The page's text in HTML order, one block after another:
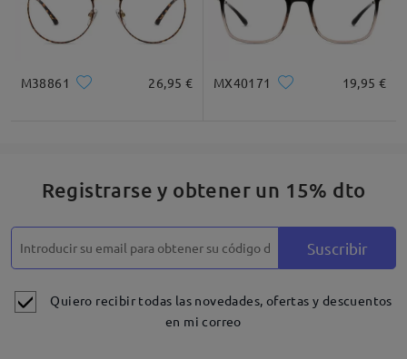
M38861 26,95 € MX40171 19,95 €
Registrarse y obtener un 15% dto
Suscribir
Quiero recibir todas las novedades, ofertas y descuentos
en mi correo